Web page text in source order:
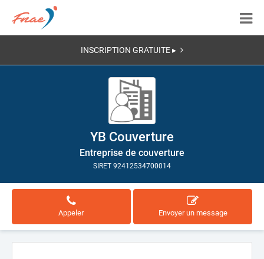
INSCRIPTION GRATUITE ▸
YB Couverture
Entreprise de couverture
SIRET 92412534700014
Appeler Envoyer un message